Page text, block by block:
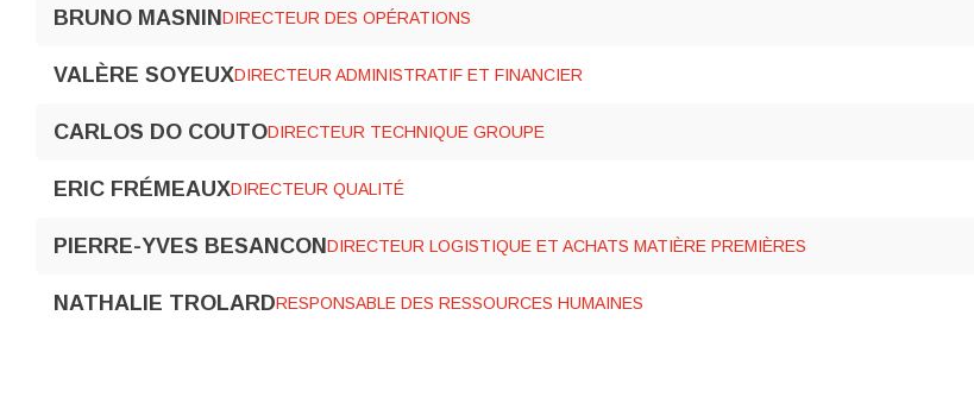
BRUNO MASNIN DIRECTEUR DES OPÉRATIONS
VALÈRE SOYEUXDIRECTEUR ADMINISTRATIF ET FINANCIER
CARLOS DO COUTODIRECTEUR TECHNIQUE GROUPE
ERIC FRÉMEAUXDIRECTEUR QUALITÉ
PIERRE-YVES BESANCON DIRECTEUR LOGISTIQUE ET ACHATS MATIÈRE PREMIÈRES
NATHALIE TROLARDRESPONSABLE DES RESSOURCES HUMAINES